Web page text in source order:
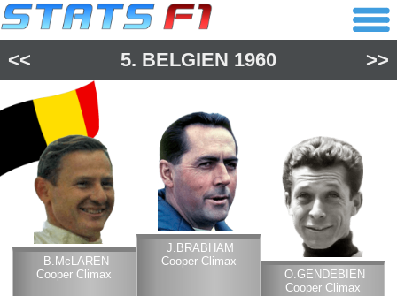
<< 5. BELGIEN 1960 >>
B.McLAREN
Cooper Climax
J.BRABHAM
Cooper Climax
O.GENDEBIEN
Cooper Climax